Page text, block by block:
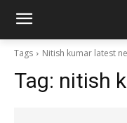
Tags Nitish kumar latest
Tag: nitish